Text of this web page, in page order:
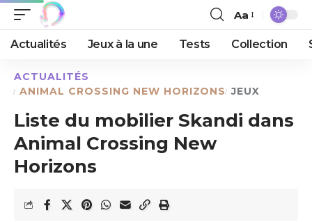
Aa
Actualités Jeux à la une Tests Collection
ACTUALITÉS
ANIMAL CROSSING NEW HORIZONS JEUX
Liste du mobilier Skandi dans
Animal Crossing New
Horizons